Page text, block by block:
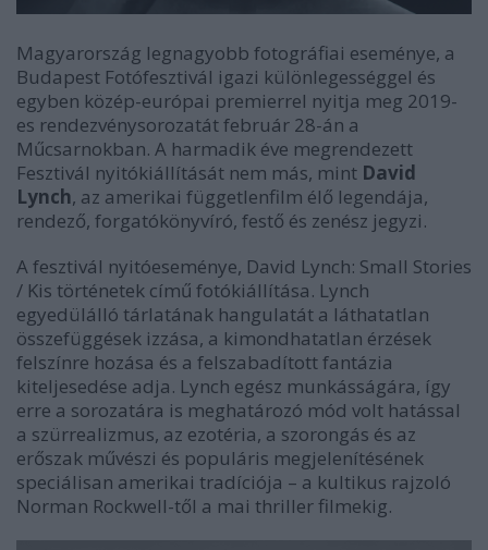
Magyarország legnagyobb fotográfiai eseménye, a
Budapest Fotófesztivál igazi különlegességgel és
egyben közép-európai premierrel nyitja meg 2019-
es rendezvénysorozatát február 28-án a
Műcsarnokban. A harmadik éve megrendezett
Fesztivál nyitókiállítását nem más, mint David
Lynch, az amerikai függetlenfilm élő legendája,
rendező, forgatókönyvíró, festő és zenész jegyzi.
A fesztivál nyitóeseménye, David Lynch: Small Stories
/ Kis történetek című fotókiállítása. Lynch
egyedülálló tárlatának hangulatát a láthatatlan
összefüggések izzása, a kimondhatatlan érzések
felszínre hozása és a felszabadított fantázia
kiteljesedése adja. Lynch egész munkásságára, így
erre a sorozatára is meghatározó mód volt hatással
a szürrealizmus, az ezotéria, a szorongás és az
erőszak művészi és populáris megjelenítésének
speciálisan amerikai tradíciója – a kultikus rajzoló
Norman Rockwell-től a mai thriller filmekig.